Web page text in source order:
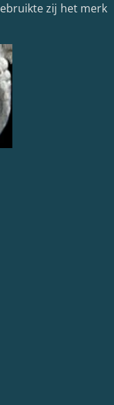
zij het merk